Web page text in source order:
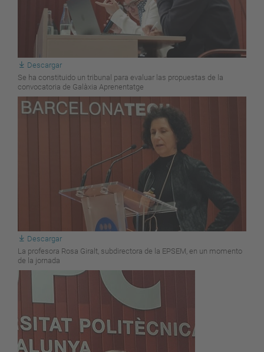
Descargar
Se ha constituido un tribunal para evaluar las propuestas de la
convocatoria de Galàxia Aprenentatge
Descargar
La profesora Rosa Giralt, subdirectora de la EPSEM, en un momento
de la jornada